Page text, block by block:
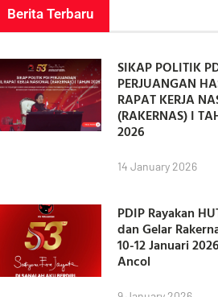
Berita Terbaru
SIKAP POLITIK
PERJUANGAN
RAPAT KERJA
(RAKERNAS) I
2026
14 January 2026
PDIP Rayakan
dan Gelar
10-12 Januari
Ancol